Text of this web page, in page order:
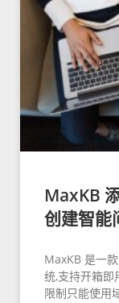
MaxKB
创建智能
MaxKB 是一
统,支持开箱即
限制只能使用